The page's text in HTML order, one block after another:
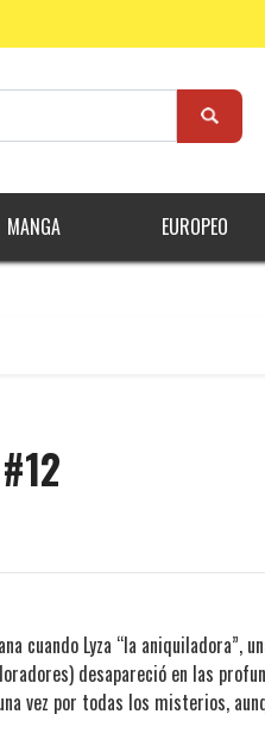
MANGA EUROPEO
cuando Lyza “la aniquiladora”,
desapareció en las
vez por todas los misterios,